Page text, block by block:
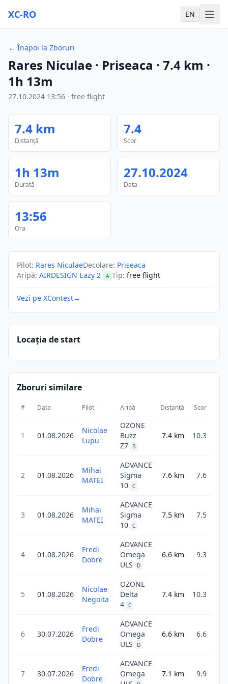
XC-RO EN
← Înapoi la Zboruri
Rares Niculae · Priseaca · 7.4 km ·
1h 13m
27.10.2024 13:56 · free flight
7.4 km
Distanță
7.4
Scor
1h 13m
Durată
27.10.2024
Data
13:56
Ora
Pilot: Rares NiculaeDecolare: Priseaca
Aripă: AIRDESIGN Eazy 2 A Tip: free flight
Vezi pe XContest→
Locația de start
Zboruri similare
# Data Pilot Aripă Distanță Scor
1 01.08.2026
Nicolae
Lupu
OZONE
Buzz
Z7
B
7.4 km 10.3
2 01.08.2026
Mihai
MATEI
ADVANCE
Sigma
10 C
7.6 km 7.6
3 01.08.2026
Mihai
MATEI
ADVANCE
Sigma
10 C
7.5 km 7.5
4 01.08.2026
Fredi
Dobre
ADVANCE
Omega
ULS
D
6.6 km 9.3
5 01.08.2026
Nicolae
Negoita
OZONE
Delta
4 C
7.4 km 10.3
6 30.07.2026
Fredi
Dobre
ADVANCE
Omega
ULS
D
6.6 km 6.6
7 30.07.2026
Fredi
Dobre
ADVANCE
Omega
7.1 km 9.9